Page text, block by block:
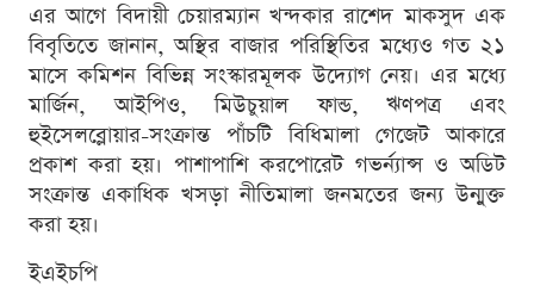
এর আগে বিদায়ী চেয়ারম্যান খন্দকার রাশেদ মাকসুদ এক
বিবৃতিতে জানান, অস্থির বাজার পরিস্থিতির মধ্যেও গত ২১
মাসে কমিশন বিভিন্ন সংস্কারমূলক উদ্যোগ নেয়। এর মধ্যে
মার্জিন, আইপিও, মিউচুয়াল ফান্ড, ঋণপত্র এবং
হুইসেলব্লোয়ার-সংক্রান্ত পাঁচটি বিধিমালা গেজেট আকারে
প্রকাশ করা হয়। পাশাপাশি করপোরেট গভর্ন্যান্স ও অডিট
সংক্রান্ত একাধিক খসড়া নীতিমালা জনমতের জন্য উন্মুক্ত
করা হয়।
ইএইচপি